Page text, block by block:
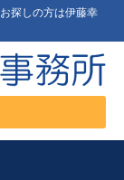
探しの方は伊藤幸